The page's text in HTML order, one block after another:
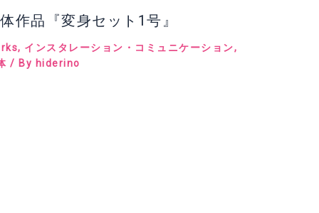
作品『変身セット1号』
, インスタレーション・コミュニケーション,
/ By hiderino